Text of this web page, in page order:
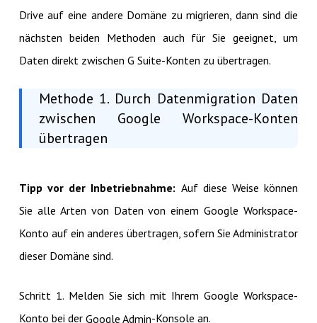
Drive auf eine andere Domäne zu migrieren, dann sind die
nächsten beiden Methoden auch für Sie geeignet, um
Daten direkt zwischen G Suite-Konten zu übertragen.
Methode 1. Durch Datenmigration Daten
zwischen Google Workspace-Konten
übertragen
Tipp vor der Inbetriebnahme: Auf diese Weise können
Sie alle Arten von Daten von einem Google Workspace-
Konto auf ein anderes übertragen, sofern Sie Administrator
dieser Domäne sind.
Schritt 1. Melden Sie sich mit Ihrem Google Workspace-
Konto bei der Google Admin-Konsole an.